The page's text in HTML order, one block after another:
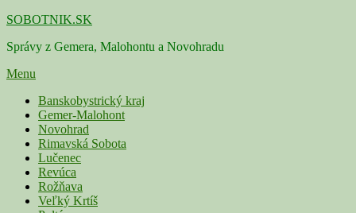
Skip
content
SOBOTNIK.SK
Správy z Gemera, Malohontu a Novohradu
Menu
Primárne
menu
Banskobystrický kraj
Gemer-Malohont
Novohrad
Rimavská Sobota
Lučenec
Revúca
Rožňava
Veľký Krtíš